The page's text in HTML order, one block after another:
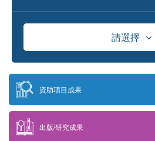
請選擇
資助
獎學金
資助項目成果
出版/研究成果